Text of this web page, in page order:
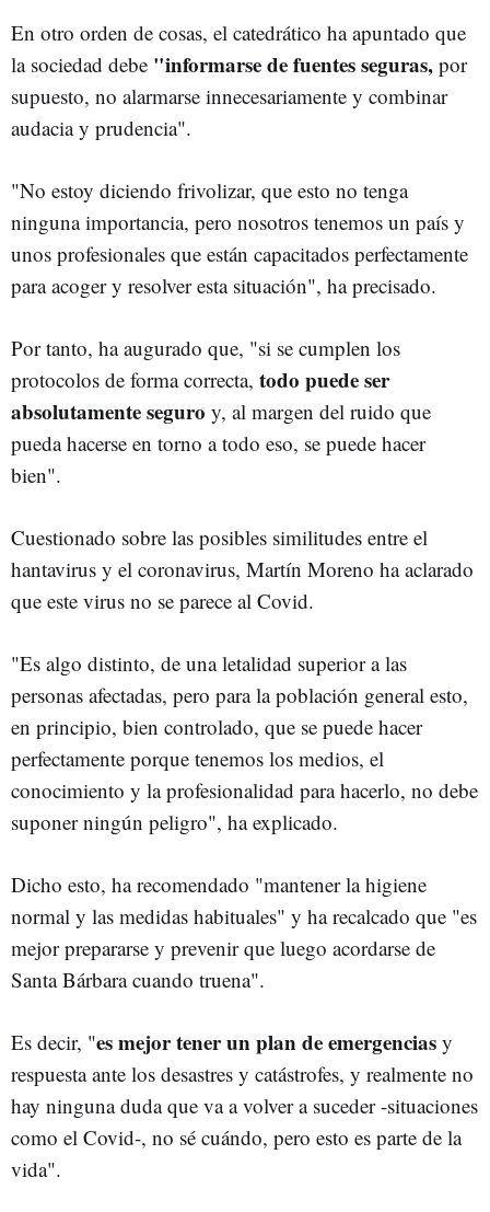
En otro orden de cosas, el catedrático ha apuntado que
la sociedad debe "informarse de fuentes seguras, por
supuesto, no alarmarse innecesariamente y combinar
audacia y prudencia".
"No estoy diciendo frivolizar, que esto no tenga
ninguna importancia, pero nosotros tenemos un país y
unos profesionales que están capacitados perfectamente
para acoger y resolver esta situación", ha precisado.
Por tanto, ha augurado que, "si se cumplen los
protocolos de forma correcta, todo puede ser
absolutamente seguro y, al margen del ruido que
pueda hacerse en torno a todo eso, se puede hacer
bien".
Cuestionado sobre las posibles similitudes entre el
hantavirus y el coronavirus, Martín Moreno ha aclarado
que este virus no se parece al Covid.
"Es algo distinto, de una letalidad superior a las
personas afectadas, pero para la población general esto,
en principio, bien controlado, que se puede hacer
perfectamente porque tenemos los medios, el
conocimiento y la profesionalidad para hacerlo, no debe
suponer ningún peligro", ha explicado.
Dicho esto, ha recomendado "mantener la higiene
normal y las medidas habituales" y ha recalcado que "es
mejor prepararse y prevenir que luego acordarse de
Santa Bárbara cuando truena".
Es decir, "es mejor tener un plan de emergencias y
respuesta ante los desastres y catástrofes, y realmente no
hay ninguna duda que va a volver a suceder -situaciones
como el Covid-, no sé cuándo, pero esto es parte de la
vida".